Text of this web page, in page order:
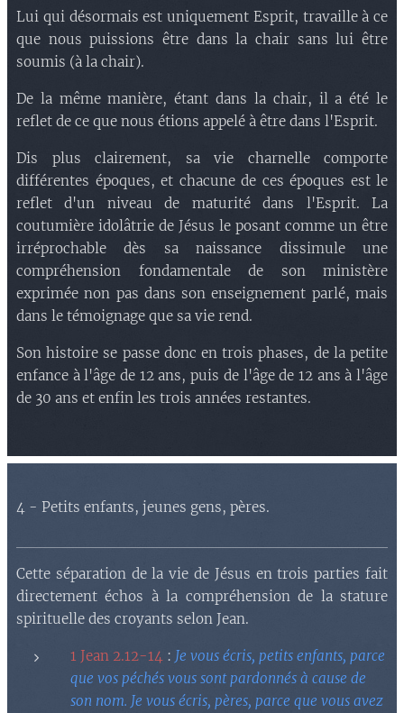
Lui qui désormais est uniquement Esprit, travaille à ce
que nous puissions être dans la chair sans lui être
soumis (à la chair).
De la même manière, étant dans la chair, il a été le
reflet de ce que nous étions appelé à être dans l'Esprit.
Dis plus clairement, sa vie charnelle comporte
différentes époques, et chacune de ces époques est le
reflet d'un niveau de maturité dans l'Esprit. La
coutumière idolâtrie de Jésus le posant comme un être
irréprochable dès sa naissance dissimule une
compréhension fondamentale de son ministère
exprimée non pas dans son enseignement parlé, mais
dans le témoignage que sa vie rend.
Son histoire se passe donc en trois phases, de la petite
enfance à l'âge de 12 ans, puis de l'âge de 12 ans à l'âge
de 30 ans et enfin les trois années restantes.
4 - Petits enfants, jeunes gens, pères.
Cette séparation de la vie de Jésus en trois parties fait
directement échos à la compréhension de la stature
spirituelle des croyants selon Jean.
1 Jean 2.12-14 : Je vous écris, petits enfants, parce
que vos péchés vous sont pardonnés à cause de
son nom. Je vous écris, pères, parce que vous avez